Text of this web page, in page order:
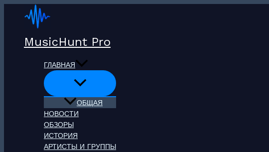
Перейти
MusicHunt Pro
ГЛАВНАЯ
ОБЩАЯ
НОВОСТИ
ОБЗОРЫ
ИСТОРИЯ
АРТИСТЫ И ГРУППЫ